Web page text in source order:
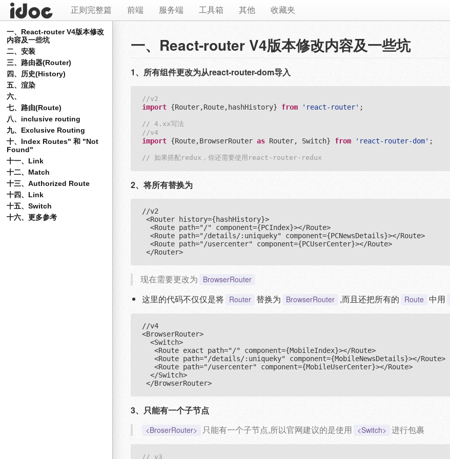
正则完整篇 前端 服务端 工具箱 其他 收藏夹
一、React-router V4版本修改
内容及一些坑
二、安装
三、路由器(Router)
四、历史(History)
五、渲染
六、
七、路由(Route)
八、inclusive routing
九、Exclusive Routing
十、Index Routes" 和 "Not
Found"
十一、Link
十二、Match
十三、Authorized Route
十四、Link
十五、Switch
十六、更多参考
一、React-router V4版本修改内容及一些坑
1、所有组件更改为从react-router-dom导入
//v2
import {Router,Route,hashHistory} from 'react-router' ;
// 4.xx写法
//v4
import {Route,BrowserRouter as Router, Switch} from 'react-router-dom' ;
// 如果搭配redux，你还需要使用react-router-redux
2、将所有替换为
//v2
<Router history={hashHistory}>
  <Route path="/" component={PCIndex}></Route>
  <Route path="/details/:uniqueky" component={PCNewsDetails}></Route>
  <Route path="/usercenter" component={PCUserCenter}></Route>
现在需要更改为 BrowserRouter
这里的代码不仅仅是将 Router 替换为 BrowserRouter ,而且还把所有的 Route 中用
//v4
<BrowserRouter>
  <Switch>
   <Route exact path="/" component={MobileIndex}></Route>
   <Route path="/details/:uniqueky" component={MobileNewsDetails}></Route>
   <Route path="/usercenter" component={MobileUserCenter}></Route>
  </Switch>
3、 只能有一个子节点
<BroserRouter> 只能有一个子节点,所以官网建议的是使用 <Switch> 进行包裹
// v3